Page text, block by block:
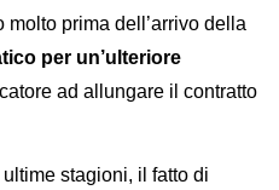
prima dell’arrivo della
per un’ulteriore
ad allungare il contratto
stagioni, il fatto di